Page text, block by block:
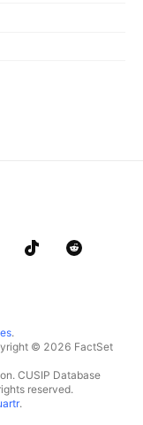
.
© 2026 FactSet
CUSIP Database
reserved.
.